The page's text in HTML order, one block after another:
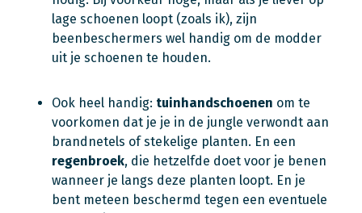
lage schoenen loopt (zoals ik), zijn
beenbeschermers wel handig om de modder
uit je schoenen te houden.
Ook heel handig: tuinhandschoenen om te
voorkomen dat je je in de jungle verwondt aan
brandnetels of stekelige planten. En een
regenbroek, die hetzelfde doet voor je benen
wanneer je langs deze planten loopt. En je
bent meteen beschermd tegen een eventuele